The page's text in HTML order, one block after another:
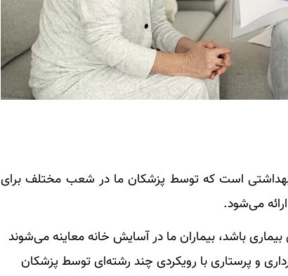
بهداشتی است که توسط پزشکان ما در شعب مختلف برای
می‌شود.
باشد، بیماران ما در آسایش خانه معاینه می‌شوند
و پرستاری با رویکردی چند رشته‌ای توسط پزشکان